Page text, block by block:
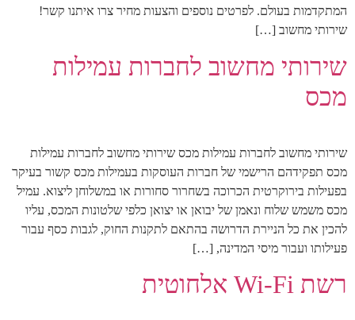
המתקדמות בעולם. לפרטים נוספים והצעות מחיר צרו איתנו קשר!
שירותי מחשוב […]
שירותי מחשוב לחברות עמילות
מכס
שירותי מחשוב לחברות עמילות מכס שירותי מחשוב לחברות עמילות
מכס תפקידהם הרישמי של חברות העוסקות בעמילות מכס קשור בעיקר
בפעילות בירוקרטית הכרוכה בשחרור סחורות או במשלוחן ליצוא. עמיל
מכס משמש שלוח ונאמן של יבואן או יצואן כלפי שלטונות המכס, עליו
להכין את כל הניירת הדרושה בהתאם לתקנות החוק, לגבות כסף עבור
פעילותו ועבור מיסי המדינה, […]
רשת Wi-Fi אלחוטית